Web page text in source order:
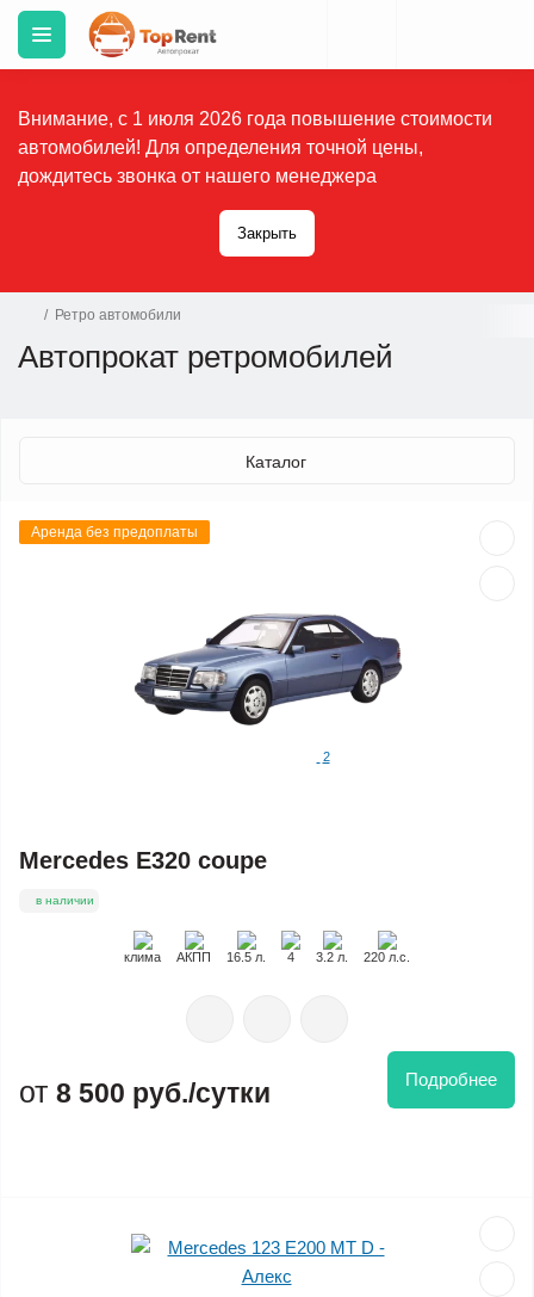
Внимание, с 1 июля 2026 года повышение стоимости
автомобилей! Для определения точной цены,
дождитесь звонка от нашего менеджера
Закрыть
Ретро автомобили
Автопрокат ретромобилей
Каталог
Аренда без предоплаты
2
Mercedes E320 coupe
в наличии
клима АКПП 16.5 л. 4 3.2 л. 220 л.с.
8 500 руб./сутки Подробнее